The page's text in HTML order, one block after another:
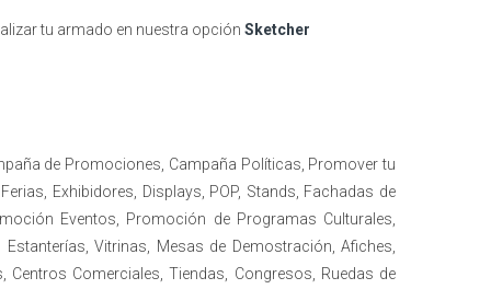
tu armado en nuestra opción Sketcher
de Promociones, Campaña Políticas, Promover tu
Exhibidores, Displays, POP, Stands, Fachadas de
Eventos, Promoción de Programas Culturales,
Vitrinas, Mesas de Demostración, Afiches,
Comerciales, Tiendas, Congresos, Ruedas de